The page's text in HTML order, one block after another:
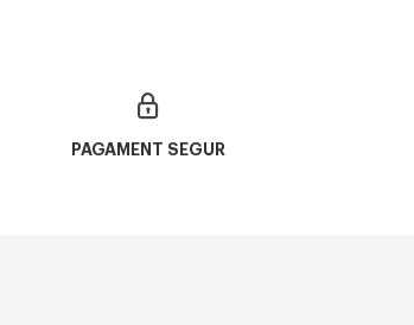
PAGAMENT SEGUR